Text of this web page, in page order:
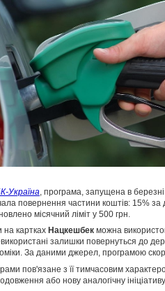
Україна , програма, запущена в
повернення частини коштів: 15% за
місячний ліміт у 500 грн.
на картках Нацкешбек можна
залишки повернуться до
За даними джерел, програмою
пов'язане з її тимчасовим
або нову аналогічну